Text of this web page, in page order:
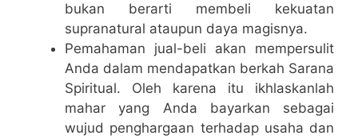
bukan berarti membeli kekuatan
supranatural ataupun daya magisnya.
Pemahaman jual-beli akan mempersulit
Anda dalam mendapatkan berkah Sarana
Spiritual. Oleh karena itu ikhlaskanlah
mahar yang Anda bayarkan sebagai
wujud penghargaan terhadap usaha dan